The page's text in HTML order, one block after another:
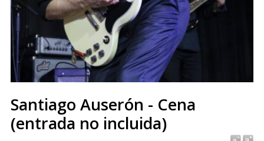
Santiago Auserón - Cena
(entrada no incluida)